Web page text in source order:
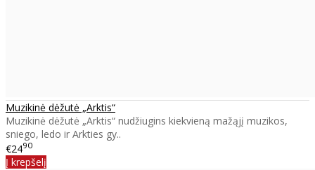
Muzikinė dėžutė „Arktis“
Muzikinė dėžutė „Arktis“ nudžiugins kiekvieną mažąjį muzikos,
sniego, ledo ir Arkties gy..
€2490
Į krepšelį